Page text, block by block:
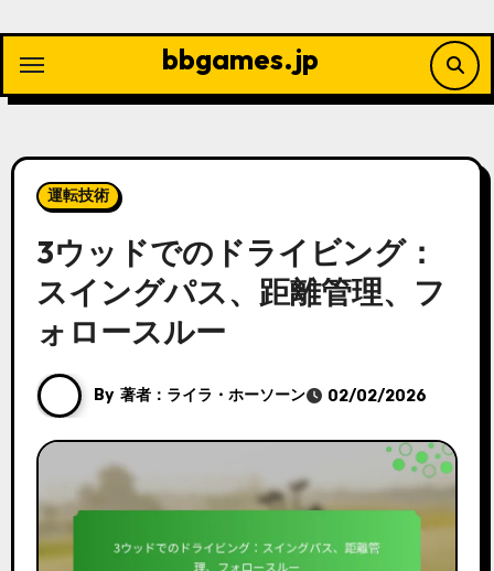
content
bbgames.jp
運転技術
3ウッドでのドライビング：
スイングパス、距離管理、フ
ォロースルー
By 著者：ライラ・ホーソーン 02/02/2026